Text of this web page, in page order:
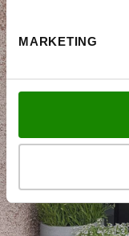
MARKETING